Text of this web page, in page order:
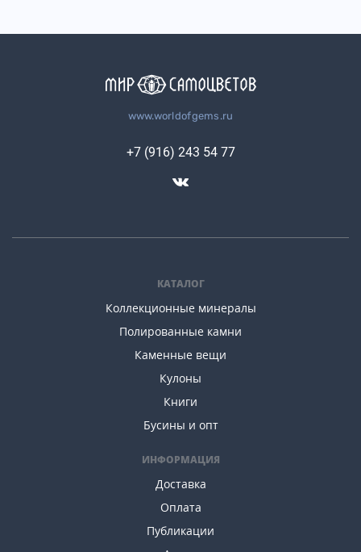
www.worldofgems.ru
КАТАЛОГ
Коллекционные минералы
Полированные камни
Каменные вещи
Кулоны
Книги
Бусины и опт
ИНФОРМАЦИЯ
Доставка
Оплата
Публикации
+7 (916) 243 54 77